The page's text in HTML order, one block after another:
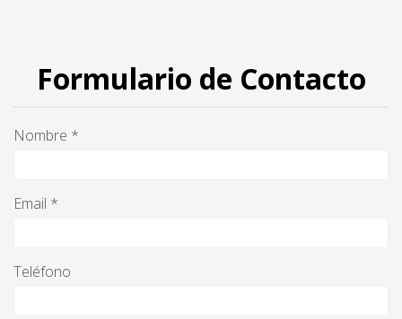
Formulario de Contacto
Nombre *
Email *
Teléfono